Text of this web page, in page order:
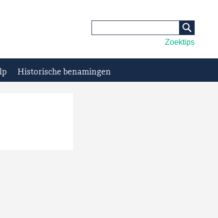
Zoektips
Historische benamingen